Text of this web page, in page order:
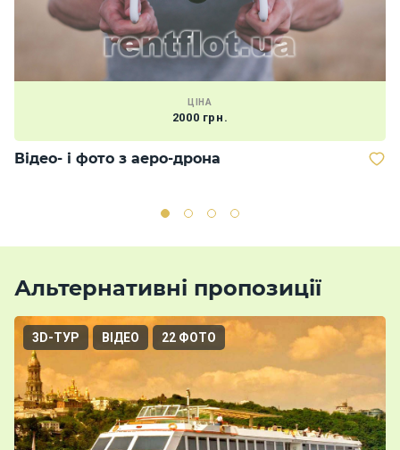
ЦІНА
2000 грн.
Відео- і фото з аеро-дрона
Альтернативні пропозиції
3D-ТУР ВІДЕО 22 ФОТО